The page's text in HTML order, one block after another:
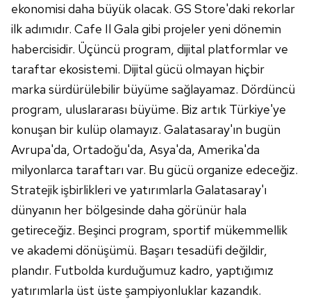
ekonomisi daha büyük olacak. GS Store'daki rekorlar
ilk adımıdır. Cafe Il Gala gibi projeler yeni dönemin
habercisidir. Üçüncü program, dijital platformlar ve
taraftar ekosistemi. Dijital gücü olmayan hiçbir
marka sürdürülebilir büyüme sağlayamaz. Dördüncü
program, uluslararası büyüme. Biz artık Türkiye'ye
konuşan bir kulüp olamayız. Galatasaray'ın bugün
Avrupa'da, Ortadoğu'da, Asya'da, Amerika'da
milyonlarca taraftarı var. Bu gücü organize edeceğiz.
Stratejik işbirlikleri ve yatırımlarla Galatasaray'ı
dünyanın her bölgesinde daha görünür hala
getireceğiz. Beşinci program, sportif mükemmellik
ve akademi dönüşümü. Başarı tesadüfi değildir,
plandır. Futbolda kurduğumuz kadro, yaptığımız
yatırımlarla üst üste şampiyonluklar kazandık.